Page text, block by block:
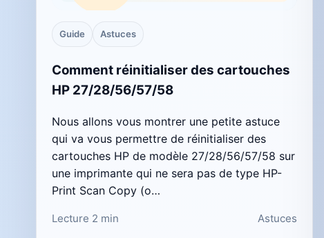
Guide Astuces
Comment réinitialiser des cartouches
HP 27/28/56/57/58
Nous allons vous montrer une petite astuce
qui va vous permettre de réinitialiser des
cartouches HP de modèle 27/28/56/57/58 sur
une imprimante qui ne sera pas de type HP-
Print Scan Copy (o…
Lecture 2 min Astuces